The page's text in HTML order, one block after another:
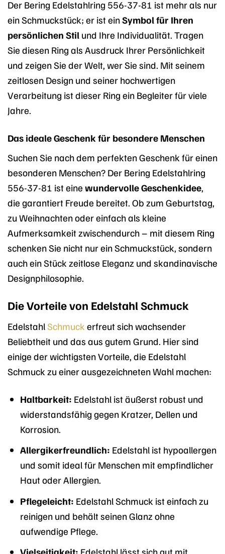
Der Bering Edelstahlring 556-37-81 ist mehr als nur
ein Schmuckstück; er ist einSymbol für Ihren
persönlichen Stil und Ihre Individualität. Tragen
Sie diesen Ring als Ausdruck Ihrer Persönlichkeit
und zeigen Sie der Welt, wer Sie sind. Mit seinem
zeitlosen Design und seiner hochwertigen
Verarbeitung ist dieser Ring ein Begleiter für viele
Jahre.
Das ideale Geschenk für besondere Menschen
Suchen Sie nach dem perfekten Geschenk für einen
besonderen Menschen? Der Bering Edelstahlring
556-37-81 ist eine wundervolle Geschenkidee,
die garantiert Freude bereitet. Ob zum Geburtstag,
zu Weihnachten oder einfach als kleine
Aufmerksamkeit zwischendurch – mit diesem Ring
schenken Sie nicht nur ein Schmuckstück, sondern
auch ein Stück zeitlose Eleganz und skandinavische
Designphilosophie.
Die Vorteile von Edelstahl Schmuck
Edelstahl Schmuck erfreut sich wachsender
Beliebtheit und das aus gutem Grund. Hier sind
einige der wichtigsten Vorteile, die Edelstahl
Schmuck zu einer ausgezeichneten Wahl machen:
Haltbarkeit: Edelstahl ist äußerst robust und
widerstandsfähig gegen Kratzer, Dellen und
Korrosion.
Allergikerfreundlich: Edelstahl ist hypoallergen
und somit ideal für Menschen mit empfindlicher
Haut oder Allergien.
Pflegeleicht: Edelstahl Schmuck ist einfach zu
reinigen und behält seinen Glanz ohne
aufwendige Pflege.